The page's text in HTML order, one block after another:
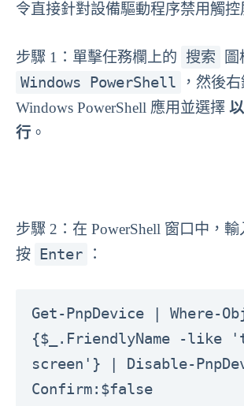
令直接針對設備驅動程序禁用觸控
步驟 1：單擊任務欄上的 搜索 圖
Windows PowerShell
，然後
Windows PowerShell 應用並選擇
行 。
步驟 2：在 PowerShell 窗口中，
按 Enter ：
Get-PnpDevice | Where-
{$_.FriendlyName -like
screen'} | Disable-
Confirm:$false